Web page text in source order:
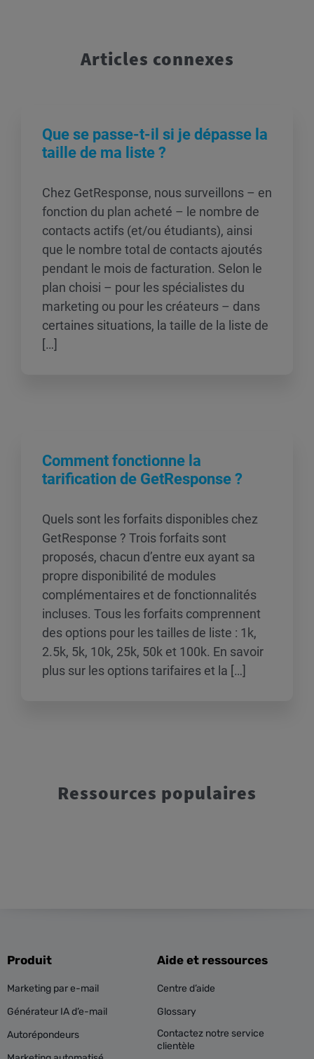
Articles connexes
Que se passe-t-il si je dépasse la
taille de ma liste ?
Chez GetResponse, nous surveillons – en
fonction du plan acheté – le nombre de
contacts actifs (et/ou étudiants), ainsi
que le nombre total de contacts ajoutés
pendant le mois de facturation. Selon le
plan choisi – pour les spécialistes du
marketing ou pour les créateurs – dans
certaines situations, la taille de la liste de
[…]
Comment fonctionne la
tarification de GetResponse ?
Quels sont les forfaits disponibles chez
GetResponse ? Trois forfaits sont
proposés, chacun d’entre eux ayant sa
propre disponibilité de modules
complémentaires et de fonctionnalités
incluses. Tous les forfaits comprennent
des options pour les tailles de liste : 1k,
2.5k, 5k, 10k, 25k, 50k et 100k. En savoir
plus sur les options tarifaires et la […]
Ressources populaires
Produit
Marketing par e-mail
Générateur IA d’e-mail
Autorépondeurs
Aide et ressources
Centre d’aide
Glossary
Contactez notre service
clientèle